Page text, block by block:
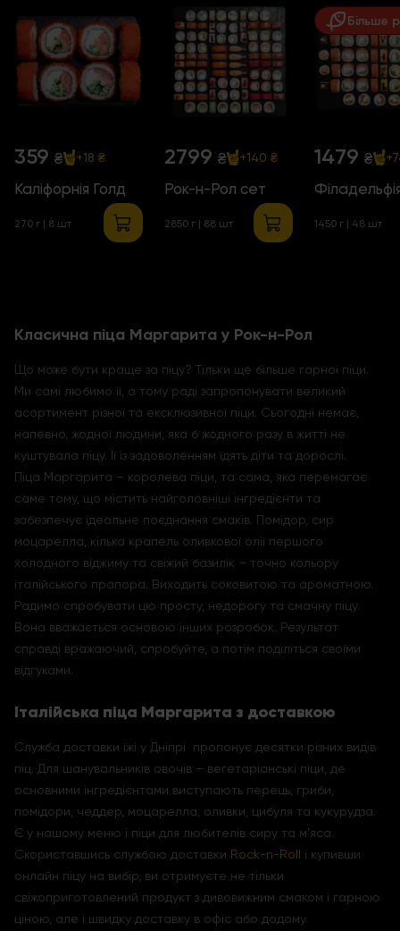
359 ₴ +18 ₴
Каліфорнія Голд
270 г | 8 шт
2799 ₴ +140 ₴
Рок-н-Рол сет
2850 г | 88 шт
Більше
1479 ₴
1450 г | 48 шт
Класична піца Маргарита у Рок-н-Рол
Що може бути краще за піцу? Тільки ще більше гарної піци.
Ми самі любимо її, а тому раді запропонувати великий
асортимент різної та ексклюзивної піци. Сьогодні немає,
напевно, жодної людини, яка б жодного разу в житті не
куштувала піцу. Її із задоволенням їдять діти та дорослі.
Піца Маргарита – королева піци, та сама, яка перемагає
саме тому, що містить найголовніші інгредієнти та
забезпечує ідеальне поєднання смаків. Помідор, сир
моцарелла, кілька крапель оливкової олії першого
холодного віджиму та свіжий базилік – точно кольору
італійського прапора. Виходить соковитою та ароматною.
Радимо спробувати цю просту, недорогу та смачну піцу.
Вона вважається основою інших розробок. Результат
справді вражаючий, спробуйте, а потім поділіться своїми
відгуками.
Італійська піца Маргарита з доставкою
Служба доставки їжі у Дніпрі пропонує десятки різних видів
піц. Для шанувальників овочів – вегетаріанські піци, де
основними інгредієнтами виступають перець, гриби,
помідори, чеддер, моцарелла, оливки, цибуля та кукурудза.
Є у нашому меню і піци для любителів сиру та м'яса.
Скориставшись службою доставки Rock-n-Roll і купивши
онлайн піцу на вибір, ви отримуєте не тільки
свіжоприготовлений продукт з дивовижним смаком і гарною
ціною, але і швидку доставку в офіс або додому.